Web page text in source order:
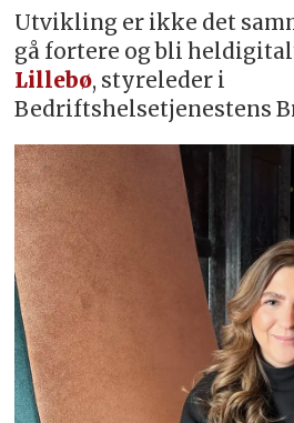
Utvikling er ikke det
gå fortere og bli
Lillebø, styreleder i
Bedriftshelsetjenestens